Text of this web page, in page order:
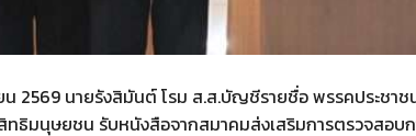
2569 นายรังสิมันต์ โรม ส.ส.บัญชีรายชื่อ พรรคประชาช
ทธิมนุษยชน รับหนังสือจากสมาคมส่งเสริมการตรวจสอบ